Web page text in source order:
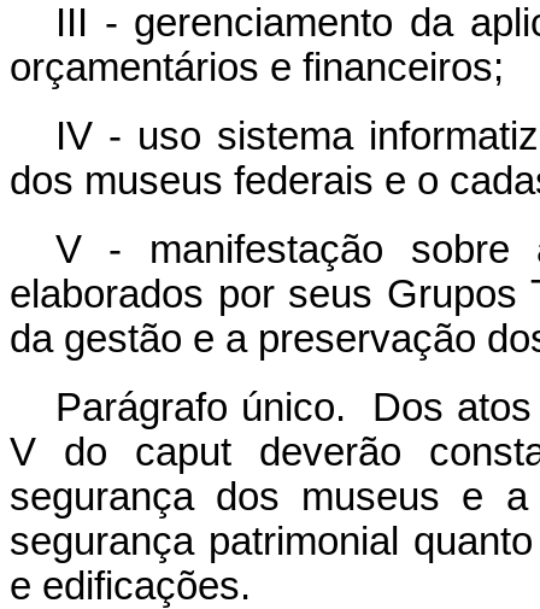
III - gerenciamento da
orçamentários e financeiros;
IV - uso sistema
dos museus federais e o
V - manifestação sobre
elaborados por seus Grupos
da gestão e a preservação
Parágrafo único. Dos
V do caput deverão
segurança dos museus e
segurança patrimonial
e edificações.